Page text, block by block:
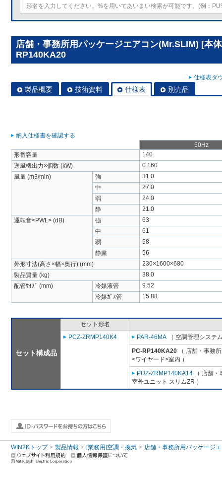
店舗・事務所用パッケージエアコン(Mr.SLIM) [本
RP140KA20
仕様表ダ
製品概要 技術資料 仕様表 別売品
納入仕様書を確認する
50Hz
形番容量
140
送風機出力×個数 (kW)
0.160
風量 (m3/min)
強
31.0
中
27.0
弱
24.0
静
21.0
運転音<PWL> (dB)
強
63
中
61
弱
58
静粛
56
外形寸法(高さ×幅×奥行) (mm)
230×1600×680
製品質量 (kg)
38.0
配管ｻｲｽﾞ (mm)
冷媒液管
9.52
冷媒ｶﾞｽ管
15.88
セット構成品
セット形名
PCZ-ZRMP140K4
PAR-46MA （ 空調管理システ
PC-RP140KA20 （ 店舗・事務
<ワイヤード>室内 ）
PUZ-ZRMP140KA14 （ 店舗
室外ユニット スリムZR ）
WIN2Kトップ 製品情報 [業務用]空調・換気 店舗・事務所用パッケージ